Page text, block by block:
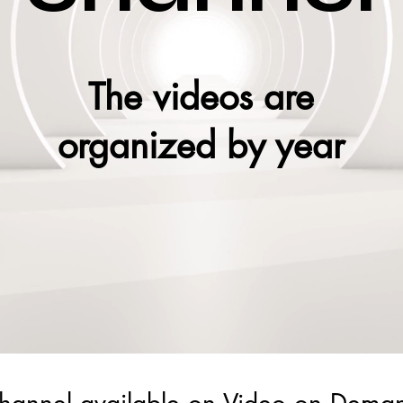
The videos are
organized by year